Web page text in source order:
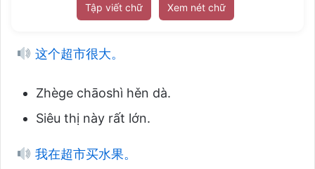
Tập viết chữ Xem nét chữ
这个超市很大。
Zhège chāoshì hěn dà.
Siêu thị này rất lớn.
我在超市买水果。